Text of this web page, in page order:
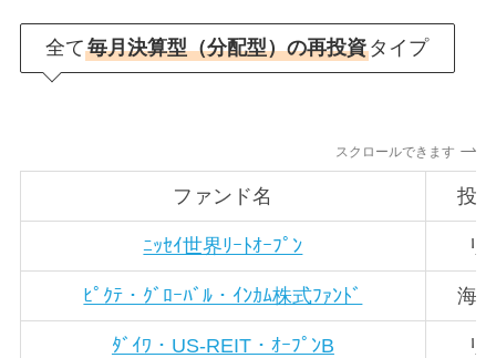
全て毎月決算型（分配型）の再投資タイプ
スクロールできます
ファンド名 投
ﾆｯｾｲ世界ﾘｰﾄｵｰﾌﾟﾝ リ
ﾋﾟｸﾃ・ｸﾞﾛｰﾊﾞﾙ・ｲﾝｶﾑ株式ﾌｧﾝﾄﾞ 海
ﾀﾞｲﾜ・US-REIT・ｵｰﾌﾟﾝB リ